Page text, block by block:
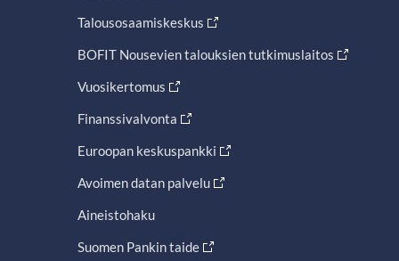
Talousosaamiskeskus
BOFIT Nousevien talouksien tutkimuslaitos
Vuosikertomus
Finanssivalvonta
Euroopan keskuspankki
Avoimen datan palvelu
Aineistohaku
Suomen Pankin taide